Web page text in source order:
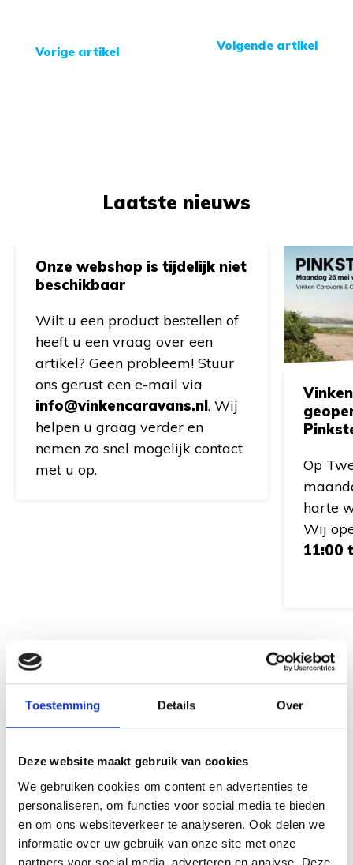
Toestemming Details Over
Deze website maakt gebruik van cookies
We gebruiken cookies om content en advertenties te
personaliseren, om functies voor social media te bieden
en om ons websiteverkeer te analyseren. Ook delen we
informatie over uw gebruik van onze site met onze
partners voor social media, adverteren en analyse. Deze
Vorige artikel Volgende artikel
Laatste nieuws
Onze webshop is tijdelijk niet
beschikbaar
Wilt u een product bestellen of
heeft u een vraag over een
artikel? Geen probleem! Stuur
ons gerust een e-mail via
info@vinkencaravans.nl. Wij
helpen u graag verder en
nemen zo snel mogelijk contact
met u op.
Op
harte
Wij
11:00